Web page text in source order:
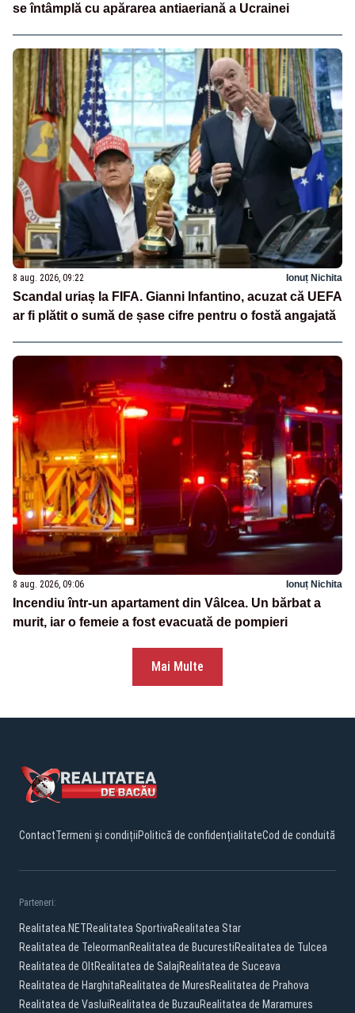
se întâmplă cu apărarea antiaeriană a Ucrainei
8 aug. 2026, 09:22 Ionuț Nichita
Scandal uriaș la FIFA. Gianni Infantino, acuzat că UEFA
ar fi plătit o sumă de șase cifre pentru o fostă angajată
8 aug. 2026, 09:06 Ionuț Nichita
Incendiu într-un apartament din Vâlcea. Un bărbat a
murit, iar o femeie a fost evacuată de pompieri
Mai Multe
ContactTermeni și condițiiPolitică de confidențialitateCod de conduită
Parteneri:
Realitatea.NETRealitatea SportivaRealitatea Star
Realitatea de TeleormanRealitatea de BucurestiRealitatea de Tulcea
Realitatea de OltRealitatea de SalajRealitatea de Suceava
Realitatea de HarghitaRealitatea de MuresRealitatea de Prahova
Realitatea de VasluiRealitatea de BuzauRealitatea de Maramures